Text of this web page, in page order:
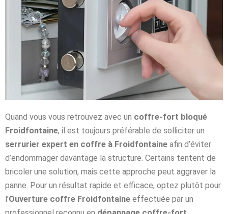
Quand vous vous retrouvez avec un coffre-fort bloqué
Froidfontaine, il est toujours préférable de solliciter un
serrurier expert en coffre à Froidfontaine afin d’éviter
d’endommager davantage la structure. Certains tentent de
bricoler une solution, mais cette approche peut aggraver la
panne. Pour un résultat rapide et efficace, optez plutôt pour
l’Ouverture coffre Froidfontaine effectuée par un